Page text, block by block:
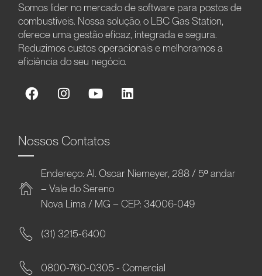
Somos líder no mercado de software para postos de
combustíveis. Nossa solução, o LBC Gas Station,
oferece uma gestão eficaz, integrada e segura.
Reduzimos custos operacionais e melhoramos a
eficiência do seu negócio.
Nossos Contatos
Endereço: Al. Oscar Niemeyer, 288 / 5º andar
– Vale do Sereno
Nova Lima / MG – CEP: 34006-049
(31) 3215-6400
0800-760-0305 - Comercial